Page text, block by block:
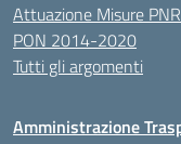
Attuazione Misure
PON 2014-2020
Tutti gli argomenti
Amministrazione